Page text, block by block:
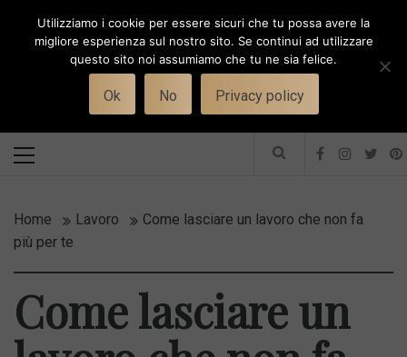
Toggle
WORK-WIFE
Il magazine per le donne che lavorano
Menu
Home Lavoro
Come lasciare un lavoro che non fa
più per te
Come lasciare un
Utilizziamo i cookie per essere sicuri che tu possa avere la
migliore esperienza sul nostro sito. Se continui ad utilizzare
questo sito noi assumiamo che tu ne sia felice.
Ok No Privacy policy